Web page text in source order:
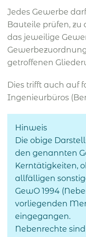
Jedes Gewerbe
Bauteile prüfen,
das jeweilige
getroffenen
Dies trifft auch auf
Ingenieurbüros
Hinweis
Die obige
den genannten
Kerntätigkeiten,
allfälligen
GewO 1994
vorliegenden
eingegangen.
Nebenrechte